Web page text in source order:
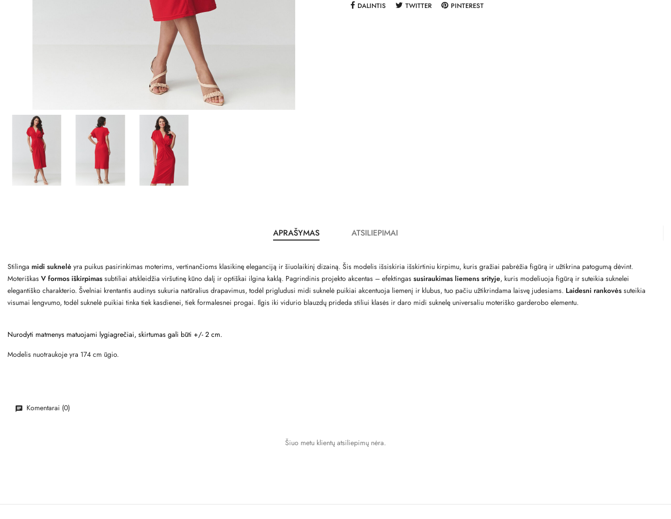
DALINTIS TWITTER PINTEREST
APRAŠYMAS ATSILIEPIMAI
Stilinga midi suknelė yra puikus pasirinkimas moterims, vertinančioms klasikinę eleganciją ir šiuolaikinį dizainą. Šis modelis išsiskiria išskirtiniu kirpimu, kuris gražiai pabrėžia figūrą ir užtikrina patogumą dėvint.
Moteriškas V formos iškirpimas subtiliai atskleidžia viršutinę kūno dalį ir optiškai ilgina kaklą. Pagrindinis projekto akcentas – efektingas susiraukimas liemens srityje, kuris modeliuoja figūrą ir suteikia suknelei
elegantiško charakterio. Švelniai krentantis audinys sukuria natūralius drapavimus, todėl prigludusi midi suknelė puikiai akcentuoja liemenį ir klubus, tuo pačiu užtikrindama laisvę judesiams. Laidesni rankovės suteikia
visumai lengvumo, todėl suknelė puikiai tinka tiek kasdienei, tiek formalesnei progai. Ilgis iki vidurio blauzdų prideda stiliui klasės ir daro midi suknelę universaliu moteriško garderobo elementu.
Nurodyti matmenys matuojami lygiagrečiai, skirtumas gali būti +/- 2 cm.
Modelis nuotraukoje yra 174 cm ūgio.
Komentarai (0)
Šiuo metu klientų atsiliepimų nėra.